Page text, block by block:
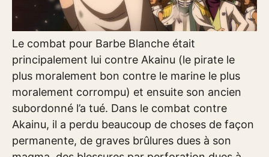
Le combat pour Barbe Blanche était
principalement lui contre Akainu (le pirate le
plus moralement bon contre le marine le plus
moralement corrompu) et ensuite son ancien
subordonné l’a tué. Dans le combat contre
Akainu, il a perdu beaucoup de choses de façon
permanente, de graves brûlures dues à son